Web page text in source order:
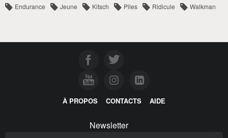
Endurance
Jeune Kitsch Piles Ridicule Walkman
À PROPOS CONTACTS AIDE
Newsletter